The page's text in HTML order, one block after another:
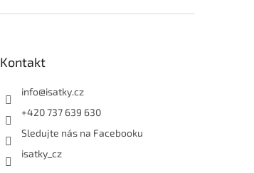
Kontakt
info@isatky.cz
+420 737 639 630
Sledujte nás na Facebooku
isatky_cz